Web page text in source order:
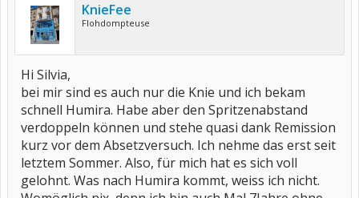
KnieFee
Flohdompteuse
Hi Silvia,
bei mir sind es auch nur die Knie und ich bekam
schnell Humira. Habe aber den Spritzenabstand
verdoppeln können und stehe quasi dank Remission
kurz vor dem Absetzversuch. Ich nehme das erst seit
letztem Sommer. Also, für mich hat es sich voll
gelohnt. Was nach Humira kommt, weiss ich nicht.